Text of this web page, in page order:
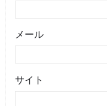
メール
サイト